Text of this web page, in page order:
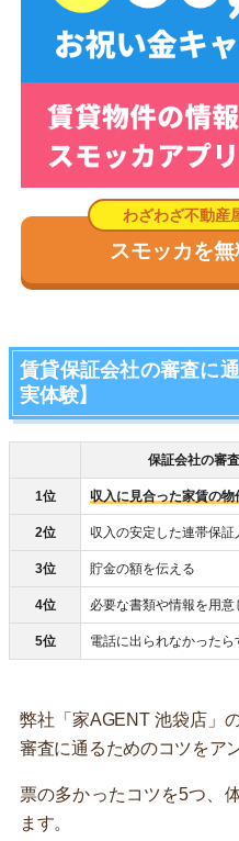
スモッカを
賃貸保証会社の審査に
実体験】
保証会社の審
1位 収入に見合った家賃の物
2位 収入の安定した連帯保証
3位 貯金の額を伝える
4位 必要な書類や情報を用意
5位 電話に出られなかったら
弊社「家AGENT 池袋店」
審査に通るためのコツをア
票の多かったコツを5つ、
ます。